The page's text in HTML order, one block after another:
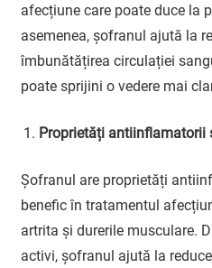
afecțiune care poate duce la
asemenea, șofranul ajută la
îmbunătățirea circulației
poate sprijini o vedere mai
Proprietăți antiinflamatorii
Șofranul are proprietăți
benefic în tratamentul
artrita și durerile musculare.
activi, șofranul ajută la